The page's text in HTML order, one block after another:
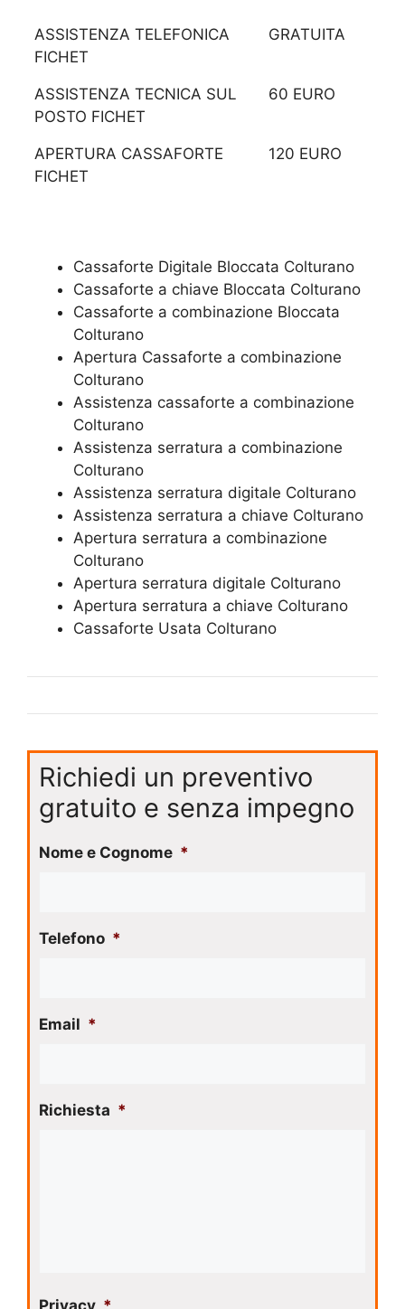
ASSISTENZA TELEFONICA
FICHET
GRATUITA
ASSISTENZA TECNICA SUL
POSTO FICHET
60 EURO
APERTURA CASSAFORTE
FICHET
120 EURO
Cassaforte Digitale Bloccata Colturano
Cassaforte a chiave Bloccata Colturano
Cassaforte a combinazione Bloccata
Colturano
​Apertura Cassaforte a combinazione
Colturano
Assistenza cassaforte a combinazione
Colturano
​Assistenza serratura​ ​a combinazione
Colturano
Assistenza serratura ​digitale Colturano
Assistenza serratura ​a chiave Colturano
​Apertura serratura​ ​a combinazione
Colturano
Apertura serratura​ ​digitale Colturano
​Apertura serratura​ ​a chiave Colturano
​Cassaforte Usata Colturano
Richiedi un preventivo
gratuito e senza impegno
Nome e Cognome *
Telefono *
Email *
Richiesta *
Privacy *